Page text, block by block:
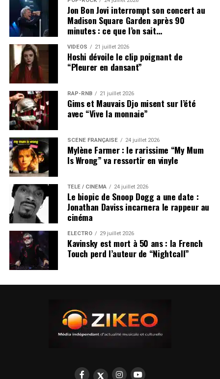
Jon Bon Jovi interrompt son concert au
Madison Square Garden après 90
minutes : ce que l’on sait…
VIDEOS 21 juillet 2026
Hoshi dévoile le clip poignant de
“Pleurer en dansant”
RAP-RNB 21 juillet 2026
Gims et Mauvais Djo misent sur l’été
avec “Vive la monnaie”
SCÈNE FRANÇAISE 24 juillet 2026
Mylène Farmer : le rarissime “My Mum
Is Wrong” va ressortir en vinyle
TÉLÉ / CINÉMA 24 juillet 2026
Le biopic de Snoop Dogg a une date :
Jonathan Daviss incarnera le rappeur au
cinéma
ÉLECTRO 29 juillet 2026
Kavinsky est mort à 50 ans : la French
Touch perd l’auteur de “Nightcall”